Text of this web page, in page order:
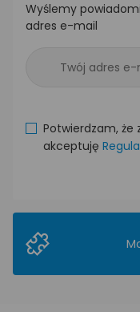
Wyślemy
adres e-mail
Potwierdzam, że
akceptuję